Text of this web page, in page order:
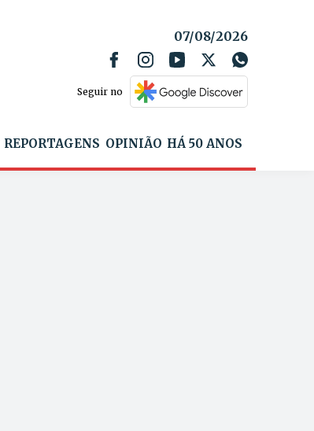
07/08/2026
Seguir no
REPORTAGENS OPINIÃO HÁ 50 ANOS